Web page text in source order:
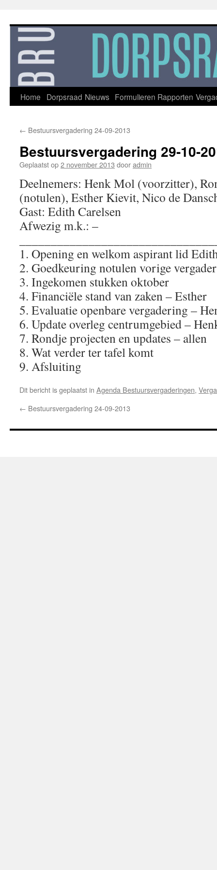
inhoud
Home Dorpsraad Nieuws Formulieren Rapporten
← Bestuursvergadering 24-09-2013
Bestuursvergadering 29-10-
Geplaatst op2 november 2013 dooradmin
Deelnemers: Henk Mol (voorzitter),
(notulen), Esther Kievit, Nico de
Gast: Edith Carelsen
Afwezig m.k.: –
1. Opening en welkom aspirant lid
2. Goedkeuring notulen vorige
3. Ingekomen stukken oktober
4. Financiële stand van zaken – Esther
5. Evaluatie openbare vergadering –
6. Update overleg centrumgebied –
7. Rondje projecten en updates – allen
8. Wat verder ter tafel komt
9. Afsluiting
Dit bericht is geplaatst in Agenda Bestuursvergaderingen,
← Bestuursvergadering 24-09-2013